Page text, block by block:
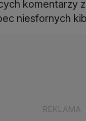
komentarzy
niesfornych